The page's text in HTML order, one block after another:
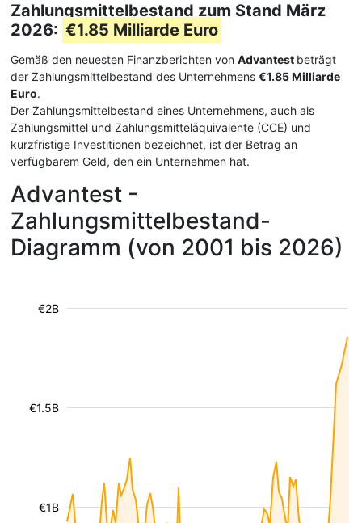
Zahlungsmittelbestand zum Stand März
2026: €1.85 Milliarde Euro
Gemäß den neuesten Finanzberichten von Advantest beträgt
der Zahlungsmittelbestand des Unternehmens €1.85 Milliarde
Euro.
Der Zahlungsmittelbestand eines Unternehmens, auch als
Zahlungsmittel und Zahlungsmitteläquivalente (CCE) und
kurzfristige Investitionen bezeichnet, ist der Betrag an
verfügbarem Geld, den ein Unternehmen hat.
Advantest -
Zahlungsmittelbestand-
Diagramm (von 2001 bis 2026)
€1B
€1.5B
€2B